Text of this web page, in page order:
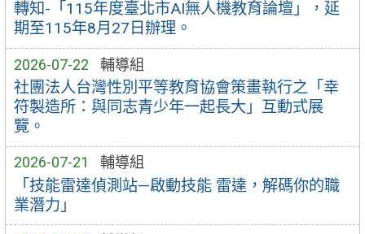
轉知-「115年度臺北市AI無人機教育論壇」，延
期至115年8月27日辦理。
2026-07-22 輔導組
社團法人台灣性別平等教育協會策畫執行之「幸
符製造所：與同志青少年一起長大」互動式展
覽。
2026-07-21 輔導組
「技能雷達偵測站—啟動技能 雷達，解碼你的職
業潛力」